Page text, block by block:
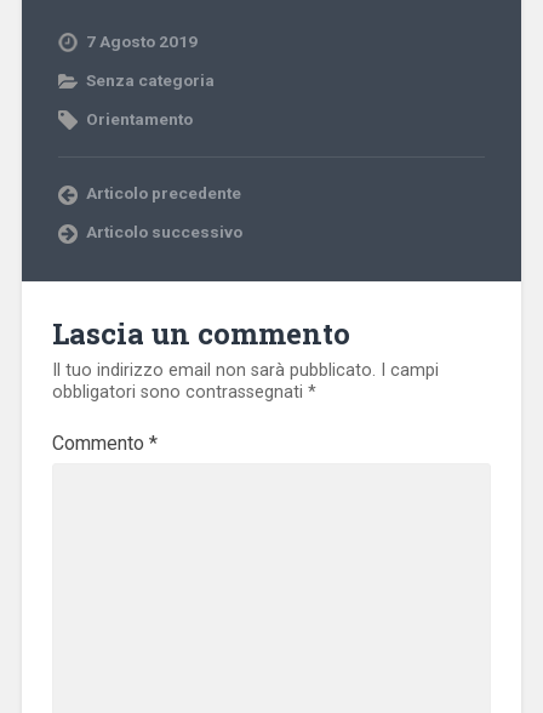
7 Agosto 2019
Senza categoria
Orientamento
Articolo precedente
Articolo successivo
Lascia un commento
Il tuo indirizzo email non sarà pubblicato. I campi
obbligatori sono contrassegnati *
Commento *